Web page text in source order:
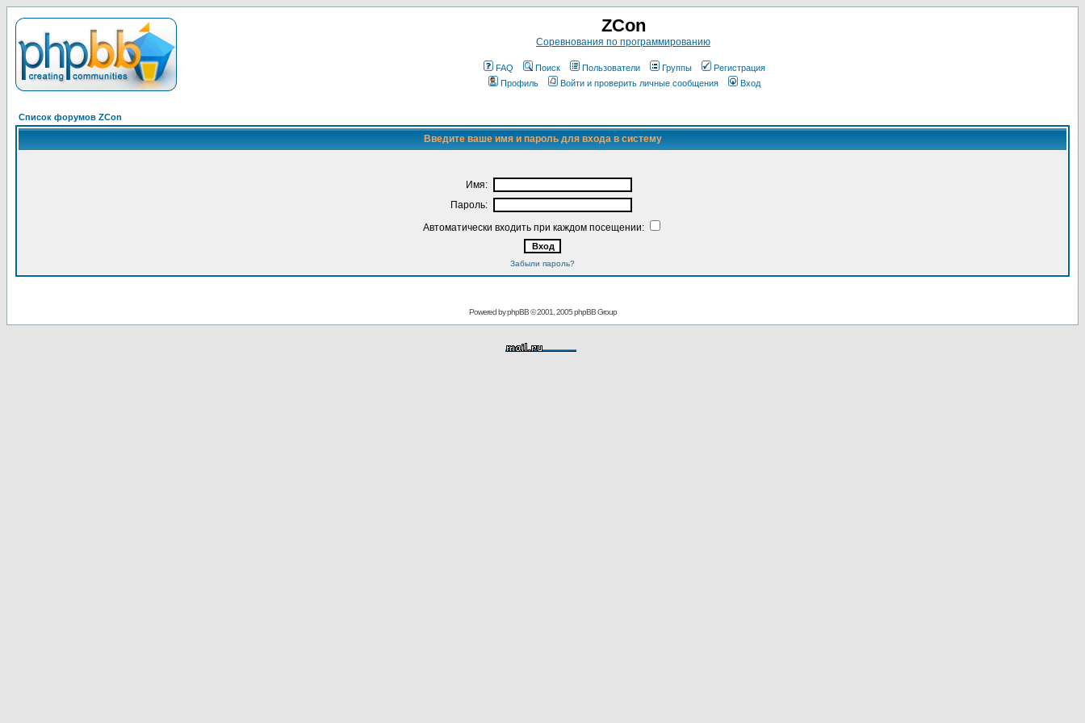
ZCon
Соревнования по программированию
FAQ Поиск Пользователи Группы
Регистрация
Профиль
Войти и проверить личные сообщения Вход
Список форумов ZCon
Введите ваше имя и пароль для входа в систему
Имя:
Пароль:
Автоматически входить при каждом посещении:
Забыли пароль?
Powered byphpBB© 2001, 2005 phpBB Group